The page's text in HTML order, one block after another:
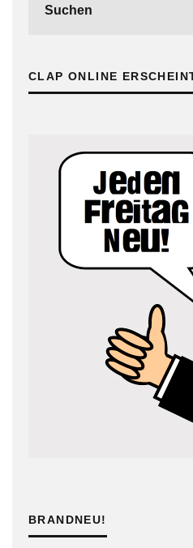
CLAP ONLINE
BRANDNEU!